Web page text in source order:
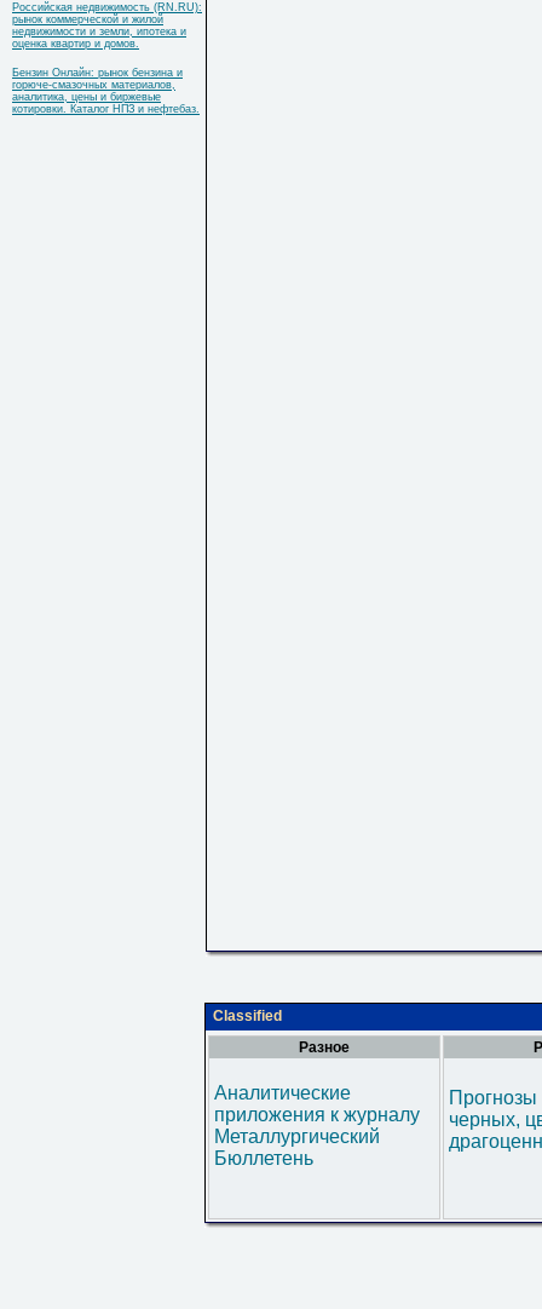
Российская недвижимость (RN.RU):
рынок коммерческой и жилой
недвижимости и земли, ипотека и
оценка квартир и домов.
Бензин Онлайн: рынок бензина и
горюче-смазочных материалов,
аналитика, цены и биржевые
котировки. Каталог НПЗ и нефтебаз.
Classified
Разное
Аналитические
приложения к журналу
Металлургический
Бюллетень
черных,